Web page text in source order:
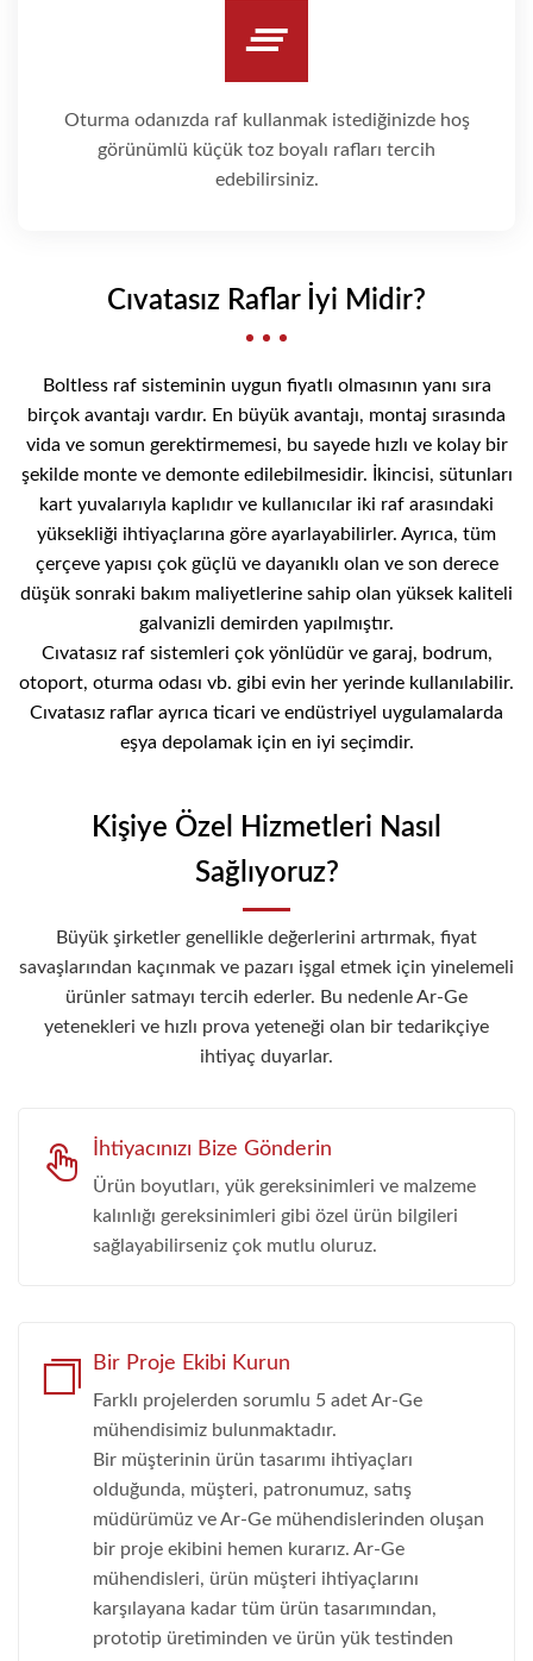
Oturma odanızda raf kullanmak istediğinizde hoş
görünümlü küçük toz boyalı rafları tercih
edebilirsiniz.
Cıvatasız Raflar İyi Midir?
Boltless raf sisteminin uygun fiyatlı olmasının yanı sıra
birçok avantajı vardır. En büyük avantajı, montaj sırasında
vida ve somun gerektirmemesi, bu sayede hızlı ve kolay bir
şekilde monte ve demonte edilebilmesidir. İkincisi, sütunları
kart yuvalarıyla kaplıdır ve kullanıcılar iki raf arasındaki
yüksekliği ihtiyaçlarına göre ayarlayabilirler. Ayrıca, tüm
çerçeve yapısı çok güçlü ve dayanıklı olan ve son derece
düşük sonraki bakım maliyetlerine sahip olan yüksek kaliteli
galvanizli demirden yapılmıştır.
Cıvatasız raf sistemleri çok yönlüdür ve garaj, bodrum,
otoport, oturma odası vb. gibi evin her yerinde kullanılabilir.
Cıvatasız raflar ayrıca ticari ve endüstriyel uygulamalarda
eşya depolamak için en iyi seçimdir.
Kişiye Özel Hizmetleri Nasıl
Sağlıyoruz?
Büyük şirketler genellikle değerlerini artırmak, fiyat
savaşlarından kaçınmak ve pazarı işgal etmek için yinelemeli
ürünler satmayı tercih ederler. Bu nedenle Ar-Ge
yetenekleri ve hızlı prova yeteneği olan bir tedarikçiye
ihtiyaç duyarlar.
İhtiyacınızı Bize Gönderin
Ürün boyutları, yük gereksinimleri ve malzeme
kalınlığı gereksinimleri gibi özel ürün bilgileri
sağlayabilirseniz çok mutlu oluruz.
Bir Proje Ekibi Kurun
Farklı projelerden sorumlu 5 adet Ar-Ge
mühendisimiz bulunmaktadır.
Bir müşterinin ürün tasarımı ihtiyaçları
olduğunda, müşteri, patronumuz, satış
müdürümüz ve Ar-Ge mühendislerinden oluşan
bir proje ekibini hemen kurarız. Ar-Ge
mühendisleri, ürün müşteri ihtiyaçlarını
karşılayana kadar tüm ürün tasarımından,
prototip üretiminden ve ürün yük testinden